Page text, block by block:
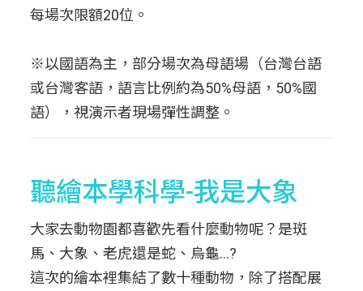
每場次限額20位。
※以國語為主，部分場次為母語場（台灣台語
或台灣客語，語言比例約為50%母語，50%國
語），視演示者現場彈性調整。
聽繪本學科學-我是大象
大家去動物園都喜歡先看什麼動物呢？是斑
馬、大象、老虎還是蛇、烏龜...?
這次的繪本裡集結了數十種動物，除了搭配展